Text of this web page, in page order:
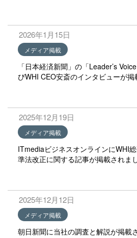
2026年1月15日
メディア掲載
「日本経済新聞」の「Leader’s
びWHI CEO安斎のインタビューが掲
2025年12月19日
メディア掲載
ITmediaビジネスオンラインにWHI
準法改正に関する記事が掲載されま
2025年12月12日
メディア掲載
朝日新聞に当社の調査と解説が掲載